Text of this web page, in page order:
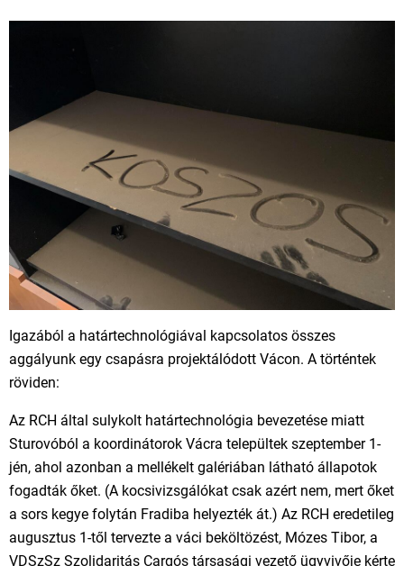
Igazából a határtechnológiával kapcsolatos összes
aggályunk egy csapásra projektálódott Vácon. A történtek
röviden:
Az RCH által sulykolt határtechnológia bevezetése miatt
Sturovóból a koordinátorok Vácra települtek szeptember 1-
jén, ahol azonban a mellékelt galériában látható állapotok
fogadták őket. (A kocsivizsgálókat csak azért nem, mert őket
a sors kegye folytán Fradiba helyezték át.) Az RCH eredetileg
augusztus 1-től tervezte a váci beköltözést, Mózes Tibor, a
VDSzSz Szolidaritás Cargós társasági vezető ügyvivője kérte